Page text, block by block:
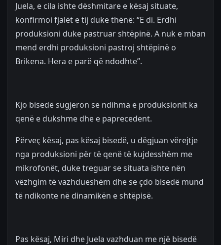
Juela, e cila ishte dëshmitare e kësaj situate,
konfirmoi fjalët e tij duke thënë: “E di. Erdhi
produksioni duke pastruar shtëpinë. A nuk e mban
mend erdhi produksioni pastroj shtëpinë o
Brikena. Hera e parë që ndodhte”.
Kjo bisedë sugjeron se ndihma e produksionit ka
qenë e dukshme dhe e paprecedent.
Përveç kësaj, pas kësaj bisedë, u dëgjuan vërejtje
nga produksioni për të qenë të kujdesshëm me
mikrofonët, duke treguar se situata ishte nën
vëzhgim të vazhdueshëm dhe se çdo bisedë mund
të ndikonte në dinamikën e shtëpisë.
Pas kësaj, Miri dhe Juela vazhduan me një bisedë